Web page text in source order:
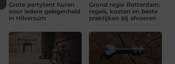
Grote partytent huren
voor iedere gelegenheid
in Hilversum
Grond regio Rotterdam:
regels, kosten en beste
praktijken bij afvoeren